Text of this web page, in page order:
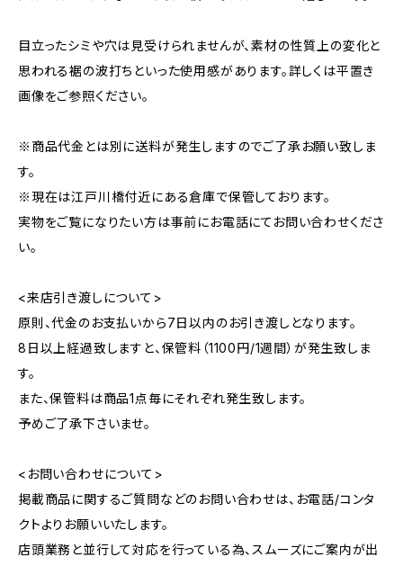
目立ったシミや穴は見受けられませんが、素材の性質上の変化と
思われる裾の波打ちといった使用感があります。詳しくは平置き
画像をご参照ください。
※商品代金とは別に送料が発生しますのでご了承お願い致しま
す。
※現在は江戸川橋付近にある倉庫で保管しております。
実物をご覧になりたい方は事前にお電話にてお問い合わせくださ
い。
<来店引き渡しについて>
原則、代金のお支払いから7日以内のお引き渡しとなります。
8日以上経過致しますと、保管料（1100円/1週間）が発生致しま
す。
また、保管料は商品1点毎にそれぞれ発生致します。
予めご了承下さいませ。
<お問い合わせについて>
掲載商品に関するご質問などのお問い合わせは、お電話/コンタ
クトよりお願いいたします。
店頭業務と並行して対応を行っている為、スムーズにご案内が出